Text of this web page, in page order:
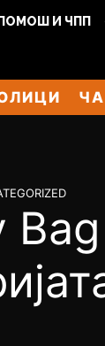
ПОМОШ И ЧПП